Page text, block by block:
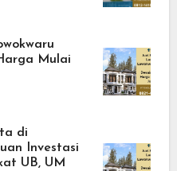
Mulai
di
Investasi
UB, UM